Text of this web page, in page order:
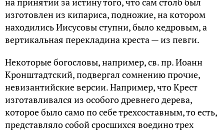
изготовлен из кипариса, подножие, на котором
находились Иисусовы ступни, было кедровым, а
вертикальная перекладина креста — из певги.
Некоторые богословы, например, св. пр. Иоанн
Кронштадтский, подвергал сомнению прочие,
невизантийские версии. Например, что Крест
изготавливался из особого древнего дерева,
которое было само по себе трехсоставным, то есть,
представляло собой сросшихся воедино трех